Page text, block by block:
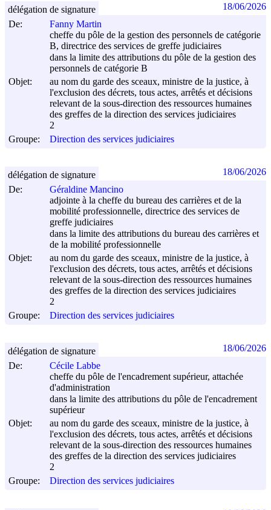
De:
Fanny Martin
cheffe du pôle de la gestion des personnels de catégorie
B, directrice des services de greffe judiciaires
dans la limite des attributions du pôle de la gestion des
personnels de catégorie B
Objet:
au nom du garde des sceaux, ministre de la justice, à
l'exclusion des décrets, tous actes, arrêtés et décisions
relevant de la sous-direction des ressources humaines
des greffes de la direction des services judiciaires
2
Groupe:
Direction des services judiciaires
délégation de signature 18/06/2026
De:
Géraldine Mancino
adjointe à la cheffe du bureau des carrières et de la
mobilité professionnelle, directrice des services de
greffe judiciaires
dans la limite des attributions du bureau des carrières et
de la mobilité professionnelle
Objet:
au nom du garde des sceaux, ministre de la justice, à
l'exclusion des décrets, tous actes, arrêtés et décisions
relevant de la sous-direction des ressources humaines
des greffes de la direction des services judiciaires
2
Groupe:
Direction des services judiciaires
délégation de signature 18/06/2026
De:
Cécile Labbe
cheffe du pôle de l'encadrement supérieur, attachée
d'administration
dans la limite des attributions du pôle de l'encadrement
supérieur
Objet:
au nom du garde des sceaux, ministre de la justice, à
l'exclusion des décrets, tous actes, arrêtés et décisions
relevant de la sous-direction des ressources humaines
des greffes de la direction des services judiciaires
2
Groupe:
Direction des services judiciaires
délégation de signature 18/06/2026